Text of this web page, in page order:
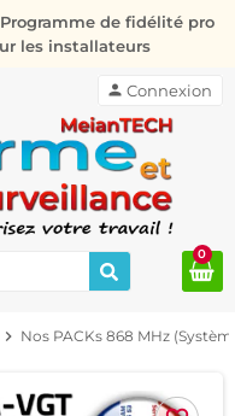
Programme de fidélité pro
les installateurs
person Connexion
0
chevron_right Nos PACKs 868 MHz